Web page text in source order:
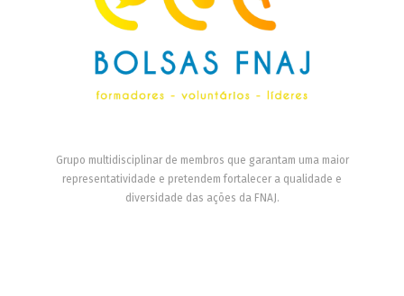
Grupo multidisciplinar de membros que garantam uma maior
representatividade e pretendem fortalecer a qualidade e
diversidade das ações da FNAJ.